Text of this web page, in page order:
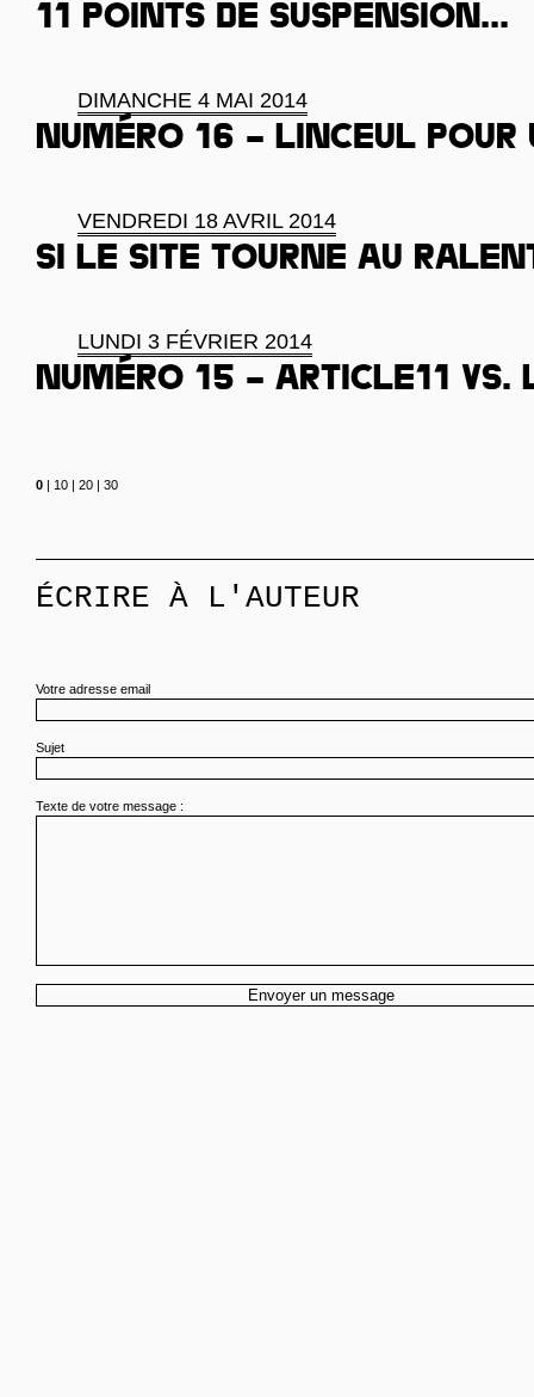
11 points de suspension...
DIMANCHE 4 MAI 2014
Numéro 16 – linceul pour
VENDREDI 18 AVRIL 2014
Si le site tourne au
LUNDI 3 FÉVRIER 2014
Numéro 15 – Article11 Vs.
0 | 10 | 20 | 30
ÉCRIRE À L'AUTEUR
Votre adresse email
Sujet
Texte de votre message :